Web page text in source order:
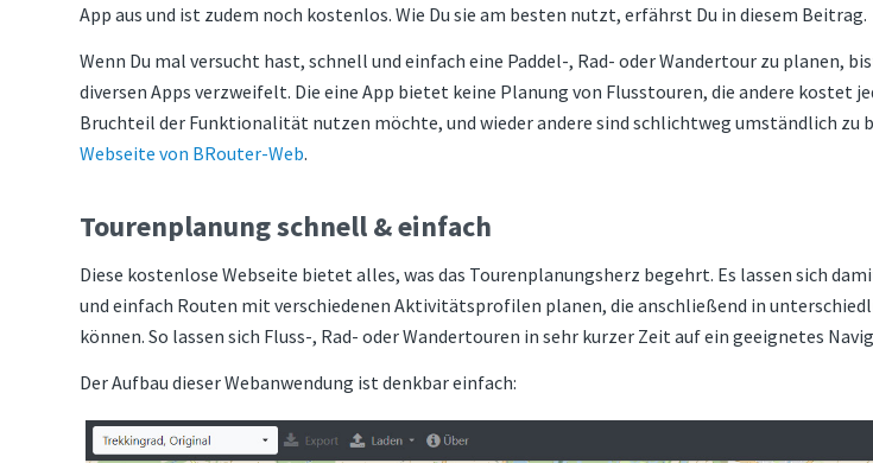
App aus und ist zudem noch kostenlos. Wie Du sie am besten nutzt, erfährst Du in diesem Beitrag.
Wenn Du mal versucht hast, schnell und einfach eine Paddel-, Rad- oder Wandertour zu planen,
diversen Apps verzweifelt. Die eine App bietet keine Planung von Flusstouren, die andere kostet
Bruchteil der Funktionalität nutzen möchte, und wieder andere sind schlichtweg umständlich zu
Webseite von BRouter-Web.
Tourenplanung schnell & einfach
Diese kostenlose Webseite bietet alles, was das Tourenplanungsherz begehrt. Es lassen sich
und einfach Routen mit verschiedenen Aktivitätsprofilen planen, die anschließend in
können. So lassen sich Fluss-, Rad- oder Wandertouren in sehr kurzer Zeit auf ein geeignetes
Der Aufbau dieser Webanwendung ist denkbar einfach: